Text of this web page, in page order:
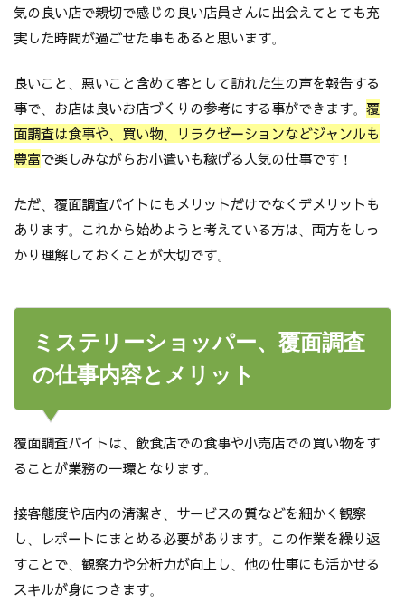
気の良い店で親切で感じの良い店員さんに出会えてとても充
実した時間が過ごせた事もあると思います。
良いこと、悪いこと含めて客として訪れた生の声を報告する
事で、お店は良いお店づくりの参考にする事ができます。 覆
面調査は食事や、買い物、リラクゼーションなどジャンルも
豊富で楽しみながらお小遣いも稼げる人気の仕事です！
ただ、覆面調査バイトにもメリットだけでなくデメリットも
あります。これから始めようと考えている方は、両方をしっ
かり理解しておくことが大切です。
ミステリーショッパー、覆面調査
の仕事内容とメリット
覆面調査バイトは、飲食店での食事や小売店での買い物をす
ることが業務の一環となります。
接客態度や店内の清潔さ、サービスの質などを細かく観察
し、レポートにまとめる必要があります。この作業を繰り返
すことで、観察力や分析力が向上し、他の仕事にも活かせる
スキルが身につきます。